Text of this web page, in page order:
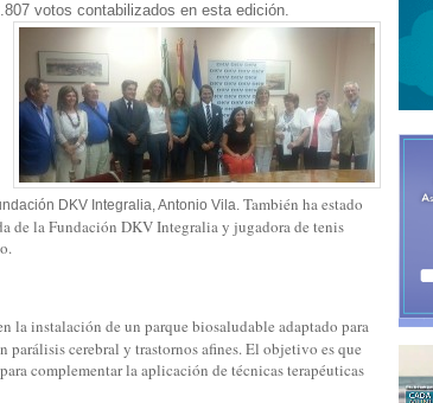
votos contabilizados en esta edición.
DKV Integralia, Antonio Vila. También ha estado
de la Fundación DKV Integralia y jugadora de tenis
la instalación de un parque biosaludable adaptado para
cerebral y trastornos afines. El objetivo es que
complementar la aplicación de técnicas terapéuticas